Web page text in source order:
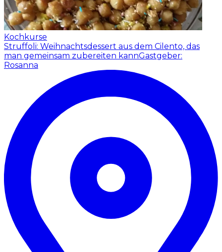
Kochkurse
Struffoli: Weihnachtsdessert aus dem Cilento, das
man gemeinsam zubereiten kannGastgeber:
Rosanna